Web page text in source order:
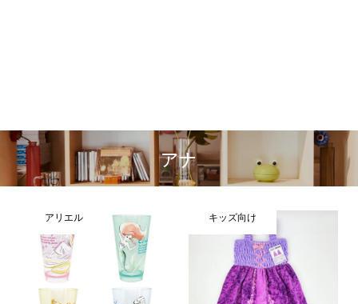
アナ
アリエル キッズ向け